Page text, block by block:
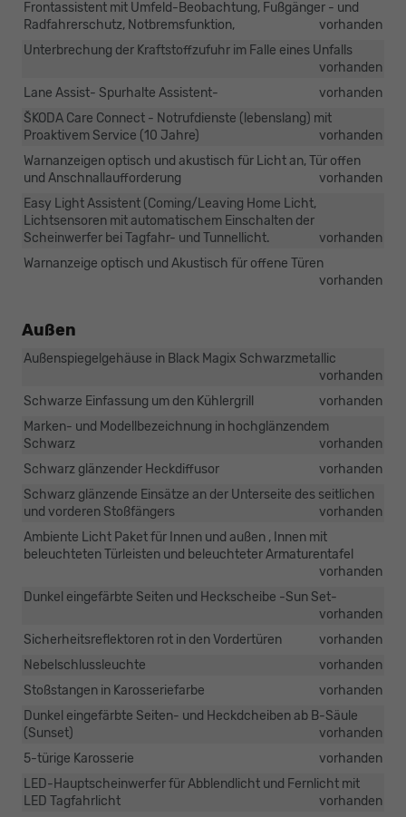
Frontassistent mit Umfeld-Beobachtung, Fußgänger - und
Radfahrerschutz, Notbremsfunktion,
vorhanden
Unterbrechung der Kraftstoffzufuhr im Falle eines Unfalls
vorhanden
Lane Assist- Spurhalte Assistent-
vorhanden
ŠKODA Care Connect - Notrufdienste (lebenslang) mit
Proaktivem Service (10 Jahre)
vorhanden
Warnanzeigen optisch und akustisch für Licht an, Tür offen
und Anschnallaufforderung
vorhanden
Easy Light Assistent (Coming/Leaving Home Licht,
Lichtsensoren mit automatischem Einschalten der
Scheinwerfer bei Tagfahr- und Tunnellicht.
vorhanden
Warnanzeige optisch und Akustisch für offene Türen
vorhanden
Außen
Außenspiegelgehäuse in Black Magix Schwarzmetallic
vorhanden
Schwarze Einfassung um den Kühlergrill
vorhanden
Marken- und Modellbezeichnung in hochglänzendem
Schwarz
vorhanden
Schwarz glänzender Heckdiffusor
vorhanden
Schwarz glänzende Einsätze an der Unterseite des seitlichen
und vorderen Stoßfängers
vorhanden
Ambiente Licht Paket für Innen und außen , Innen mit
beleuchteten Türleisten und beleuchteter Armaturentafel
vorhanden
Dunkel eingefärbte Seiten und Heckscheibe -Sun Set-
vorhanden
Sicherheitsreflektoren rot in den Vordertüren
vorhanden
Nebelschlussleuchte
vorhanden
Stoßstangen in Karosseriefarbe
vorhanden
Dunkel eingefärbte Seiten- und Heckdcheiben ab B-Säule
(Sunset)
vorhanden
5-türige Karosserie
vorhanden
LED-Hauptscheinwerfer für Abblendlicht und Fernlicht mit
LED Tagfahrlicht
vorhanden